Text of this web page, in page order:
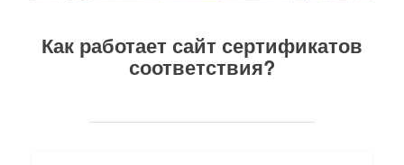
Как работает сайт сертификатов
соответствия?